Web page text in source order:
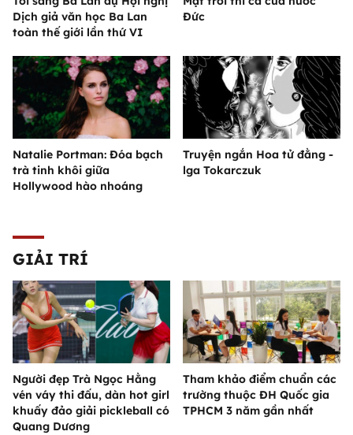
Dịch giả văn học Ba Lan
toàn thế giới lần thứ VI
Đức
Natalie Portman: Đóa bạch
trà tinh khôi giữa
Hollywood hào nhoáng
Truyện ngắn Hoa tử đằng -
lga Tokarczuk
GIẢI TRÍ
Người đẹp Trà Ngọc Hằng
vén váy thi đấu, dàn hot girl
khuấy đảo giải pickleball có
Quang Dương
Tham khảo điểm chuẩn các
trường thuộc ĐH Quốc gia
TPHCM 3 năm gần nhất